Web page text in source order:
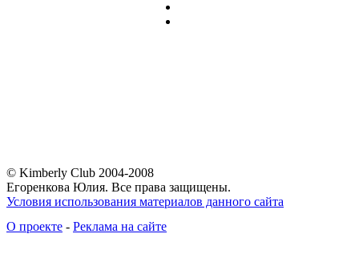
© Kimberly Club 2004-2008
Егоренкова Юлия. Все права защищены.
Условия использования материалов данного сайта
О проекте - Реклама на сайте